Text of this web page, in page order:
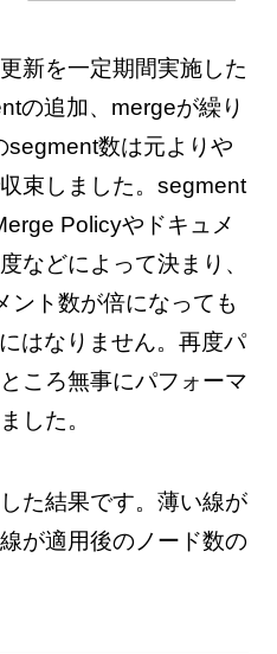
新を一定期間実施した
の追加、mergeが繰り
数は元よりや
束しました。segment
Policyやドキュメ
などによって決まり、
ント数が倍になっても
はなりません。再度パ
ころ無事にパフォーマ
した。
た結果です。薄い線が
が適用後のノード数の